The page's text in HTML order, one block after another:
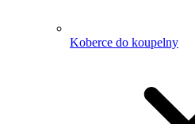
Koberce do koupelny